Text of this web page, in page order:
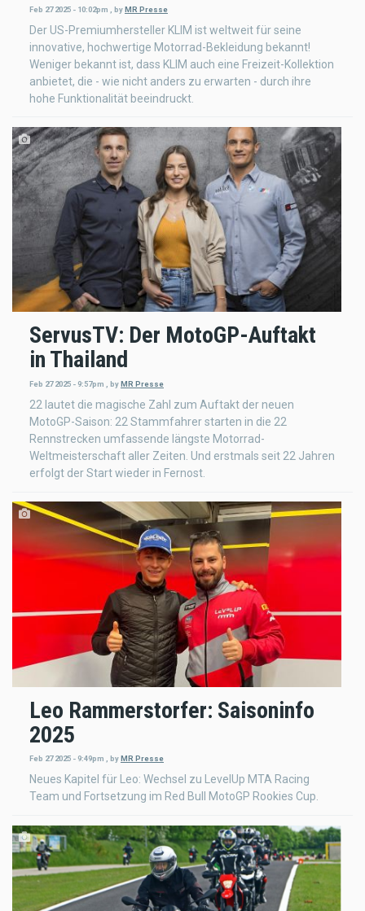
Feb 27 2025 - 10:02pm byMR Presse
Der US-Premiumhersteller KLIM ist weltweit für seine
innovative, hochwertige Motorrad-Bekleidung bekannt!
Weniger bekannt ist, dass KLIM auch eine Freizeit-Kollektion
anbietet, die - wie nicht anders zu erwarten - durch ihre
hohe Funktionalität beeindruckt.
ServusTV: Der MotoGP-Auftakt
in Thailand
Feb 27 2025 - 9:57pm byMR Presse
22 lautet die magische Zahl zum Auftakt der neuen
MotoGP-Saison: 22 Stammfahrer starten in die 22
Rennstrecken umfassende längste Motorrad-
Weltmeisterschaft aller Zeiten. Und erstmals seit 22 Jahren
erfolgt der Start wieder in Fernost.
Leo Rammerstorfer: Saisoninfo
2025
Feb 27 2025 - 9:49pm byMR Presse
Neues Kapitel für Leo: Wechsel zu LevelUp MTA Racing
Team und Fortsetzung im Red Bull MotoGP Rookies Cup.